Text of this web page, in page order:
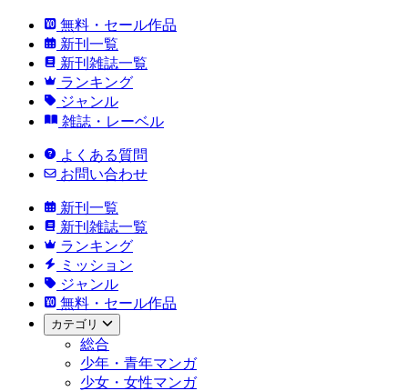
無料・セール作品
新刊一覧
新刊雑誌一覧
ランキング
ジャンル
雑誌・レーベル
よくある質問
お問い合わせ
新刊一覧
新刊雑誌一覧
ランキング
ミッション
ジャンル
無料・セール作品
カテゴリ
総合
少年・青年マンガ
少女・女性マンガ